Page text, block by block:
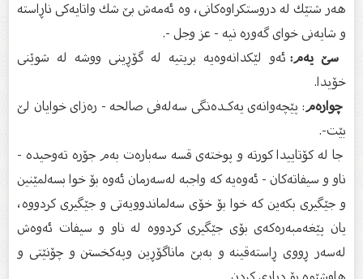
هەر شتێك لە دروستكراوەكانى، وە ئەمەش بێ شك واتایەكى ناڕاستە
و شایەنى خواى گەورە نیە - عز وجل -.
سێ یەم:ئەو لێكدانەوەیە بریتیە لە گۆڕینى ووشە لە شوێنى
خۆیدا.
چوارەم: پێچەوانەى یەكـدەنگى سەلەفى صالحە - رەزاى خوایان لێ
بێت-.
جا لە كۆتاییدا كورتە و پوختەى قسە سەبارەت بەم جۆرە تەوحیدە -
ناو و سیفاتەكان - ئەوەیە كە واجبە لەسەرمان ئەوە بۆ خوا بسەلمێنین
و جێگیرى بكەین كە خوا بۆ خۆى سەلماندوویەتى و جێگیرى كردووە،
یان پێغەمبەرەكەى بۆى جێگیرى كردووە لە ناو و سیفات ئەوەش
لەسەر ڕووى ڕاستەقینە و بەبێ ماناگۆڕین وپەكخستن و چۆنێتى و